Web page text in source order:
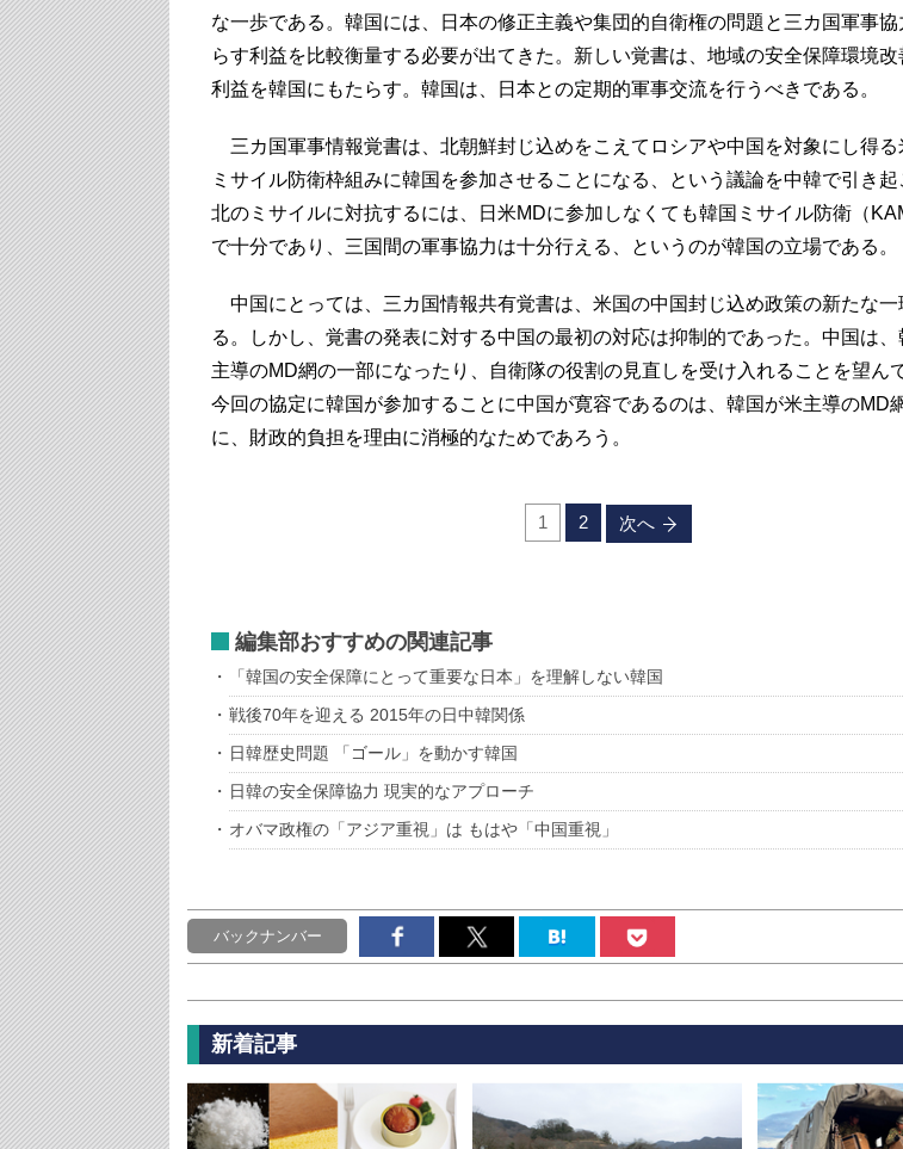
な一歩である。韓国には、日本の修正主義や集団的自衛権の問題と三カ国軍事協
らす利益を比較衡量する必要が出てきた。新しい覚書は、地域の安全保障環境改
利益を韓国にもたらす。韓国は、日本との定期的軍事交流を行うべきである。
三カ国軍事情報覚書は、北朝鮮封じ込めをこえてロシアや中国を対象にし得る
ミサイル防衛枠組みに韓国を参加させることになる、という議論を中韓で引き起
北のミサイルに対抗するには、日米MDに参加しなくても韓国ミサイル防衛（
で十分であり、三国間の軍事協力は十分行える、というのが韓国の立場である。
中国にとっては、三カ国情報共有覚書は、米国の中国封じ込め政策の新たな一
る。しかし、覚書の発表に対する中国の最初の対応は抑制的であった。中国は
主導のMD網の一部になったり、自衛隊の役割の見直しを受け入れることを望ん
今回の協定に韓国が参加することに中国が寛容であるのは、韓国が米主導のMD
に、財政的負担を理由に消極的なためであろう。
1 2 次へ
編集部おすすめの関連記事
「韓国の安全保障にとって重要な日本」を理解しない韓国
戦後70年を迎える 2015年の日中韓関係
日韓歴史問題 「ゴール」を動かす韓国
日韓の安全保障協力 現実的なアプローチ
オバマ政権の「アジア重視」は もはや「中国重視」
バックナンバー
新着記事